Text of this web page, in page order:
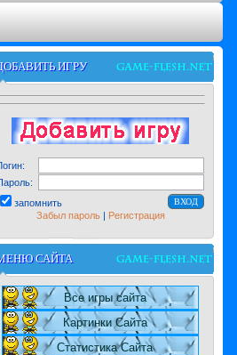
ИГРУ
запомнить
Забыл пароль| Регистрация
САЙТА
Все игры сайта
Картинки Сайта
Статистика Сайта